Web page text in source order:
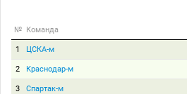
№ Команда
1 ЦСКА-м
2 Краснодар-м
3 Спартак-м